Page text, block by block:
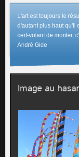
L'art est toujours le
d'autant plus haut qu'il
cerf-volant de monter,
André Gide
Image au